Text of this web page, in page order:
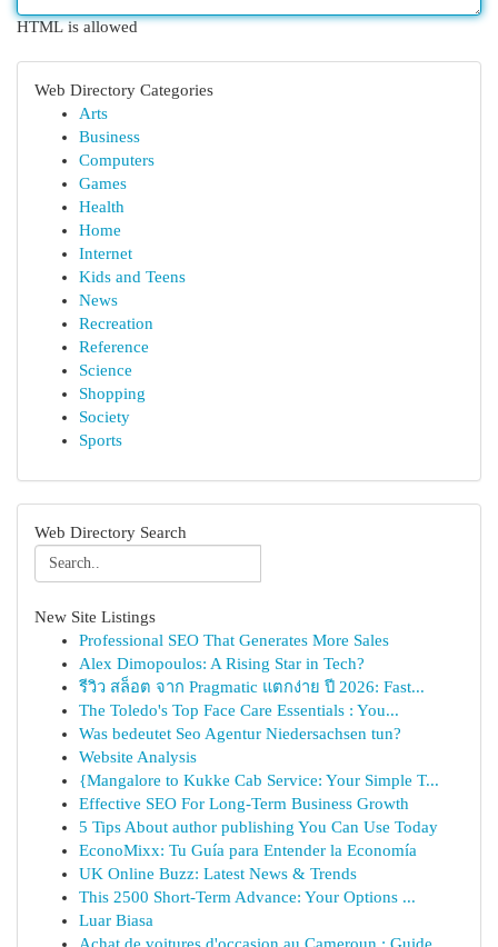
HTML is allowed
Web Directory Categories
Arts
Business
Computers
Games
Health
Home
Internet
Kids and Teens
News
Recreation
Reference
Science
Shopping
Society
Sports
Web Directory Search
New Site Listings
Professional SEO That Generates More Sales
Alex Dimopoulos: A Rising Star in Tech?
รีวิว สล็อต จาก Pragmatic แตกง่าย ปี 2026: Fast...
The Toledo's Top Face Care Essentials : You...
Was bedeutet Seo Agentur Niedersachsen tun?
Website Analysis
{Mangalore to Kukke Cab Service: Your Simple T...
Effective SEO For Long-Term Business Growth
5 Tips About author publishing You Can Use Today
EconoMixx: Tu Guía para Entender la Economía
UK Online Buzz: Latest News & Trends
This 2500 Short-Term Advance: Your Options ...
Luar Biasa